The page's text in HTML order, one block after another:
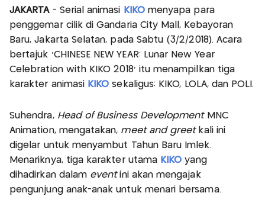
JAKARTA- Serial animasi KIKOmenyapa para
penggemar cilik di Gandaria City Mall, Kebayoran
Baru, Jakarta Selatan, pada Sabtu (3/2/2018). Acara
bertajuk ‘CHINESE NEW YEAR: Lunar New Year
Celebration with KIKO 2018’ itu menampilkan tiga
karakter animasi KIKO sekaligus: KIKO, LOLA, dan POLI.
Suhendra, Head of Business Development MNC
Animation, mengatakan, meet and greetkali ini
digelar untuk menyambut Tahun Baru Imlek.
Menariknya, tiga karakter utama KIKO yang
dihadirkan dalam eventini akan mengajak
pengunjung anak-anak untuk menari bersama.